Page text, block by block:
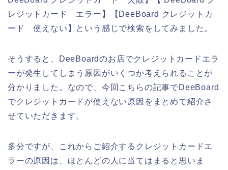
レジットカード エラー】【DeeBoard クレジットカ
ード 使えない】という感じで検索をしてみました。
そうすると、DeeBoardのお店でクレジットカードエラ
ーが発生してしまう原因がいくつか考えられることが
分かりました。なので、今回こちらの記事でDeeBoard
でクレジットカードが使えない原因をまとめて紹介さ
せていただきます。
多分ですが、これからご紹介するクレジットカードエ
ラーの原因は、ほとんどの人に当てはまると思いま